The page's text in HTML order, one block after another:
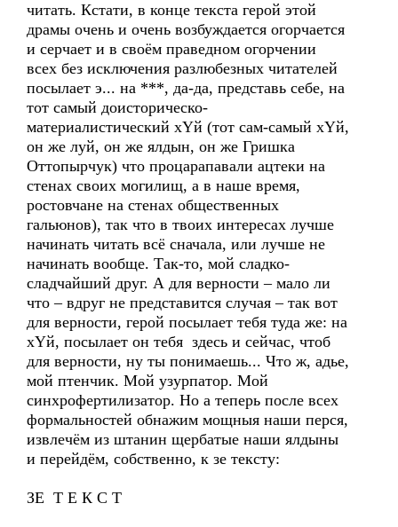
читать. Кстати, в конце текста гeрoй этой
драмы очень и очень возбуждается огорчается
и серчает и в своём праведном огорчении
всех без исключения разлюбезных читателей
посылает э... на ***, да-да, представь себе, на
тот самый доисторическо-
материалистический хYй (тот сам-самый хYй,
он же луй, он же ялдын, он же Гришка
Оттопырчук) что процарапавали ацтеки на
стенах своих могилищ, а в наше время,
ростовчане на стенах общественных
гальюнов), так что в твоих интересах лучше
начинать читать всё сначала, или лучше не
начинать вообще. Так-то, мой сладко-
сладчайший друг. А для верности – мало ли
что – вдруг не представится случая – так вот
для верности, гeрoй посылает тебя туда же: на
хYй, посылает он тебя здесь и сейчас, чтоб
для верности, ну ты понимаешь... Что ж, адье,
мой птенчик. Мой узурпатор. Мой
синхрофертилизатор. Но а теперь после всех
формальностей обнажим мощныя наши перся,
извлечём из штанин щербатые наши ялдыны
и перейдём, собственно, к зе тексту:
ЗЕ Т Е К С Т